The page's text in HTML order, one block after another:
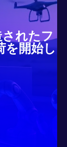
れたフ
を開始し